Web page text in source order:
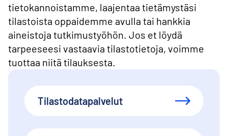
tietokannoistamme, laajentaa tietämystäsi
tilastoista oppaidemme avulla tai hankkia
aineistoja tutkimustyöhön. Jos et löydä
tarpeeseesi vastaavia tilastotietoja, voimme
tuottaa niitä tilauksesta.
Tilastodatapalvelut